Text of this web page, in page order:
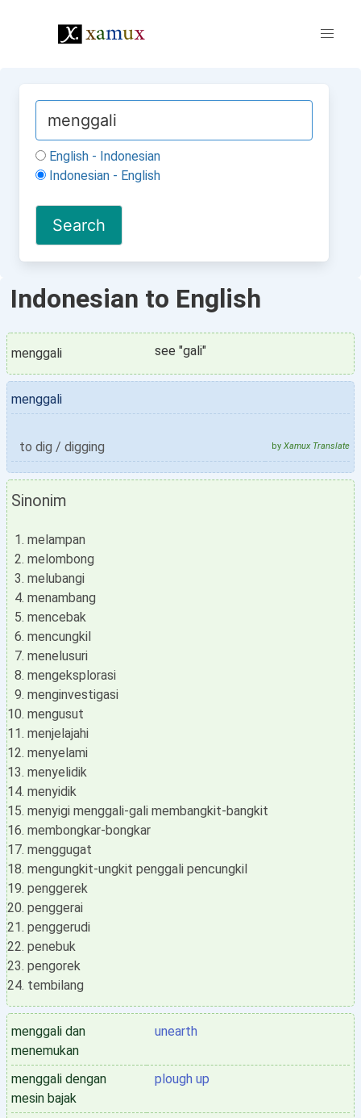
English - Indonesian
Indonesian - English
Indonesian to English
menggali see "gali"
menggali
to dig / digging by Xamux Translate
Sinonim
melampan
melombong
melubangi
menambang
mencebak
mencungkil
menelusuri
mengeksplorasi
menginvestigasi
mengusut
menjelajahi
menyelami
menyelidik
menyidik
menyigi menggali-gali membangkit-bangkit
membongkar-bongkar
menggugat
mengungkit-ungkit penggali pencungkil
penggerek
penggerai
penggerudi
penebuk
pengorek
tembilang
menggali dan
menemukan
unearth
menggali dengan
mesin bajak
plough up